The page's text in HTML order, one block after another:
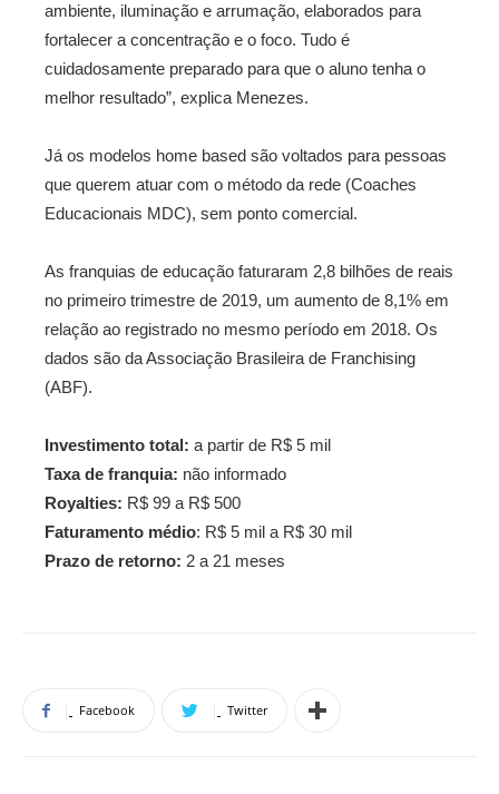
ambiente, iluminação e arrumação, elaborados para
fortalecer a concentração e o foco. Tudo é
cuidadosamente preparado para que o aluno tenha o
melhor resultado”, explica Menezes.
Já os modelos home based são voltados para pessoas
que querem atuar com o método da rede (Coaches
Educacionais MDC), sem ponto comercial.
As franquias de educação faturaram 2,8 bilhões de reais
no primeiro trimestre de 2019, um aumento de 8,1% em
relação ao registrado no mesmo período em 2018. Os
dados são da Associação Brasileira de Franchising
(ABF).
Investimento total: a partir de R$ 5 mil
Taxa de franquia: não informado
Royalties: R$ 99 a R$ 500
Faturamento médio: R$ 5 mil a R$ 30 mil
Prazo de retorno: 2 a 21 meses
Facebook Twitter